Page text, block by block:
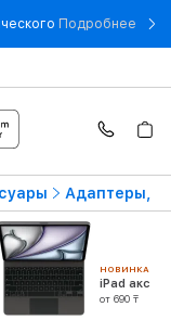
Подробнее - -
Адаптеры,
НОВИНКА
iPad
от 690 ₸